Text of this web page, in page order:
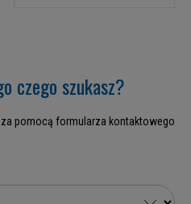
czego szukasz?
pomocą formularza kontaktowego